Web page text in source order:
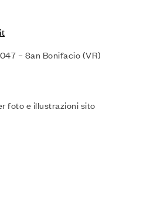
– San Bonifacio (VR)
foto e illustrazioni sito